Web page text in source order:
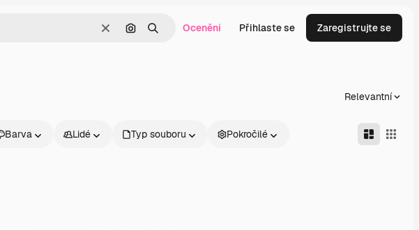
ZrušitHledat podle obrázku
HledatOcenění Přihlaste se Zaregistrujte se
Relevantní
Barva Lidé Typ souboru Pokročilé